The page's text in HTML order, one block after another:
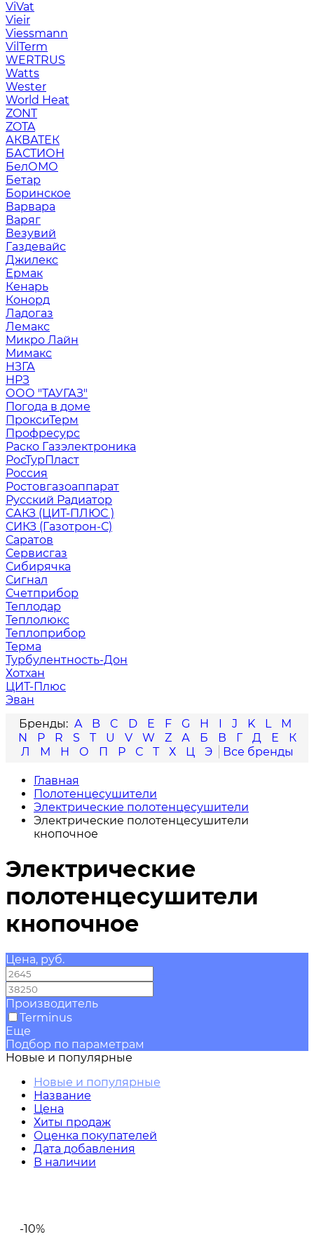
ViVat
Vieir
Viessmann
VilTerm
WERTRUS
Watts
Wester
World Heat
ZONT
ZOTA
АКВАТЕК
БАСТИОН
БелОМО
Бетар
Боринское
Варвара
Варяг
Везувий
Газдевайс
Джилекс
Ермак
Кенарь
Конорд
Ладогаз
Лемакс
Микро Лайн
Мимакс
НЗГА
НРЗ
ООО "ТАУГАЗ"
Погода в доме
ПроксиТерм
Профресурс
Раско Газэлектроника
РосТурПласт
Россия
Ростовгазоаппарат
Русский Радиатор
САКЗ (ЦИТ-ПЛЮС )
СИКЗ (Газотрон-С)
Саратов
Сервисгаз
Сибирячка
Сигнал
Счетприбор
Теплодар
Теплолюкс
Теплоприбор
Терма
Турбулентность-Дон
Хотхан
ЦИТ-Плюс
Эван
A
B C D E F G H I J K L
M
N
P R S T U V W Z А Б В Г Д Е
К
Л
М Н О П Р С Т Х Ц Э
Главная
Полотенцесушители
Электрические полотенцесушители
Электрические полотенцесушители
кнопочное
Электрические
полотенцесушители
кнопочное
Цена, руб.
Производитель
Terminus
Еще
Подбор по параметрам
Новые и популярные
Новые и популярные
Название
Цена
Хиты продаж
Оценка покупателей
Дата добавления
В наличии
-10%